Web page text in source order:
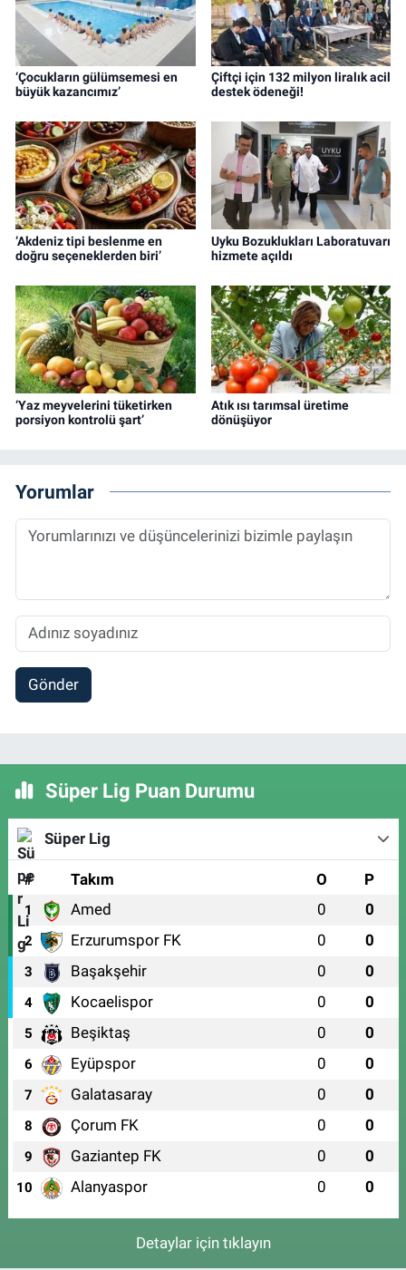
‘Çocukların gülümsemesi en
büyük kazancımız’
Çiftçi için 132 milyon liralık acil
destek ödeneği!
‘Akdeniz tipi beslenme en
doğru seçeneklerden biri’
Uyku Bozuklukları Laboratuvarı
hizmete açıldı
‘Yaz meyvelerini tüketirken
porsiyon kontrolü şart’
Atık ısı tarımsal üretime
dönüşüyor
Yorumlar
Gönder
Süper Lig Puan Durumu
Süper Lig
# Takım O P
1 Amed 0 0
2 Erzurumspor FK 0 0
3 Başakşehir 0 0
4 Kocaelispor 0 0
5 Beşiktaş 0 0
6 Eyüpspor 0 0
7 Galatasaray 0 0
8 Çorum FK 0 0
9 Gaziantep FK 0 0
10 Alanyaspor 0 0
Detaylar için tıklayın